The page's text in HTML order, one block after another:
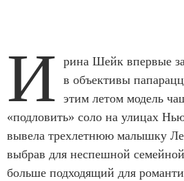
И рина Шейк впервые
в объективы
этим летом модель
«подловить» соло на улицах
вывела трехлетнюю малышку
выбрав для неспешной
больше подходящий для